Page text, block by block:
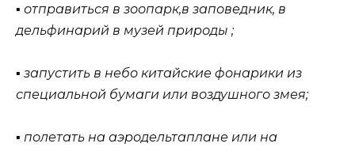
▪ отправиться в зоопарк,в заповедник, в
дельфинарий в музей природы ;
▪ запустить в небо китайские фонарики из
специальной бумаги или воздушного змея;
▪ полетать на аэродельтаплане или на